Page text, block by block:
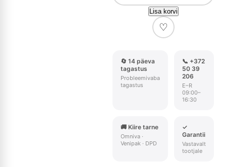
Lisa korvi
♡
🔄 14 päeva
tagastus
Probleemivaba
tagastus
📞 +372
50 39
206
E–R
09:00–
16:30
🚚 Kiire tarne
Omniva ·
Venipak · DPD
✓
Garantii
Vastavalt
tootjale